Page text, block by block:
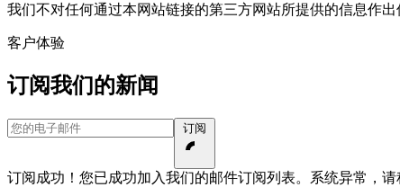
我们不对任何通过本网站链接的第三方网站所提供的信息作
客户体验
订阅我们的新闻
您的电子邮件
订阅成功！您已成功加入我们的邮件订阅列表。 系统异常，请